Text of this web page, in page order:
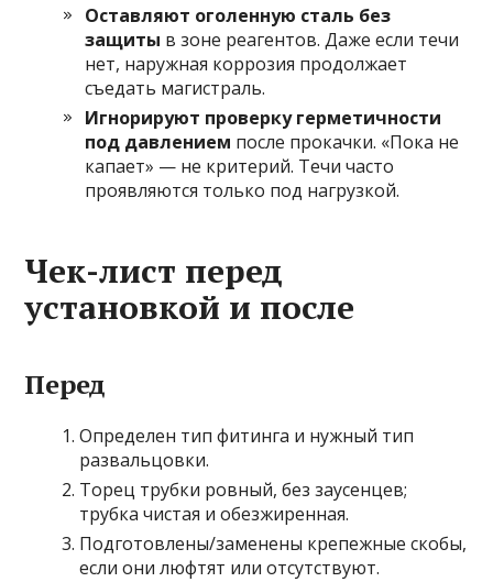
Оставляют оголенную сталь без
защиты в зоне реагентов. Даже если течи
нет, наружная коррозия продолжает
съедать магистраль.
Игнорируют проверку герметичности
под давлением после прокачки. «Пока не
капает» — не критерий. Течи часто
проявляются только под нагрузкой.
Чек-лист перед
установкой и после
Перед
Определен тип фитинга и нужный тип
развальцовки.
Торец трубки ровный, без заусенцев;
трубка чистая и обезжиренная.
Подготовлены/заменены крепежные скобы,
если они люфтят или отсутствуют.